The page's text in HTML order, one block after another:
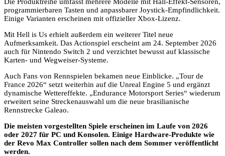
programmierbaren Tasten und anpassbarer Joystick-Empfindlichkeit.
Einige Varianten erscheinen mit offizieller Xbox-Lizenz.
Mit Hell is Us erhielt außerdem ein weiterer Titel neue
Aufmerksamkeit. Das Actionspiel erscheint am 24. September 2026
auch für Nintendo Switch 2 und verzichtet bewusst auf klassische
Karten- und Wegweiser-Systeme.
Auch Fans von Rennspielen bekamen neue Einblicke. „Tour de
France 2026“ setzt weiterhin auf die Unreal Engine 5 und ergänzt
dynamische Wettereffekte. „Endurance Motorsport Series“ wiederum
erweitert seine Streckenauswahl um die neue brasilianische
Rennstrecke Galeao.
Die meisten vorgestellten Spiele erscheinen im Laufe von 2026
oder 2027 für PC und Konsolen. Einige Hardware-Produkte wie
der Revo Max Controller sollen nach dem Sommer veröffentlicht
werden.